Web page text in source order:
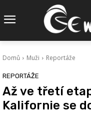
Domů Muži Reportáže
REPORTÁŽE
Až ve třetí
Kalifornie se